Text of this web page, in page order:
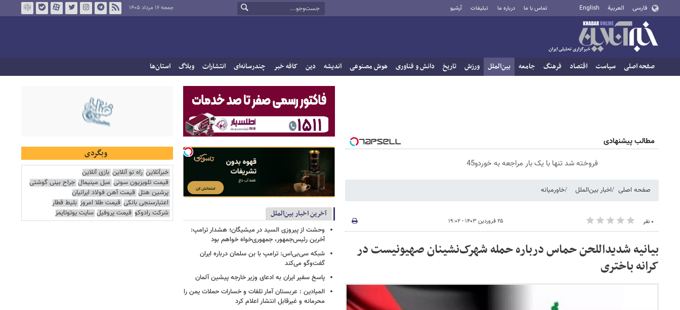
فارسی العربية English تماس با ما درباره ما تبلیغات آرشیو جمعه ۱۶ مرداد ۱۴۰۵
صفحه اصلی سیاست اقتصاد فرهنگ جامعه بین‌الملل ورزش تاریخ دانش و فناوری هوش مصنوعی اندیشه دین کافه خبر چندرسانه‌ای انتشارات وبلاگ استان‌ها
مطالب پیشنهادی
فروخته شد تنها با یک بار مراجعه به خوردو45
صفحه اصلی اخبار بین‌الملل خاورمیانه
۰ نفر ۲۵ فروردین ۱۴۰۳ - ۱۹:۰۲
بیانیه شدیداللحن حماس درباره حمله شهرک‌نشینان صهیونیست در
کرانه باختری
آخرین اخبار بین‌الملل
وحشت از پیروزی السید در میشیگان؛ هشدار ترامپ:
آخرین رئیس‌جمهور، جمهوری‌خواه خواهم بود
شبکه سی‌بی‌اس: ترامپ با بن سلمان درباره ایران
گفت‌وگو می‌کند
پاسخ سفیر ایران به ادعای وزیر خارجه پیشین آلمان
المیادین : عربستان آمار تلفات و خسارات حملات یمن را
محرمانه و غیرقابل انتشار اعلام کرد
وبگردی
خبرآنلاین راه نو آنلاین بازی آنلاین
قیمت تلویزیون سونی مبل مینیمال جراح بینی گوشتی
پرشین هتل قیمت آهن فولاد ایرانیان
اعتبارسنجی بانکی قیمت طلا امروز بلیط قطار
شرکت رادوکو قیمت پروفیل سایت یوتوتایمز